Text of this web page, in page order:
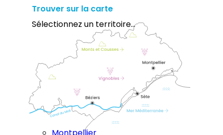
Trouver sur la carte
Sélectionnez un territoire...
Montpellier